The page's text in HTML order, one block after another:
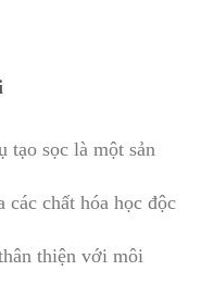
tạo sọc là một sản
chất hóa học độc
thiện với môi